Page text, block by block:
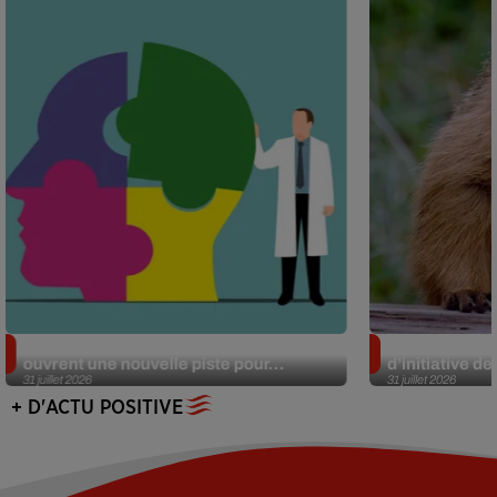
31 juillet 2026
ouvrent une nouvelle piste pour...
31 juillet 2026
d’initiative
+ D'ACTU POSITIVE